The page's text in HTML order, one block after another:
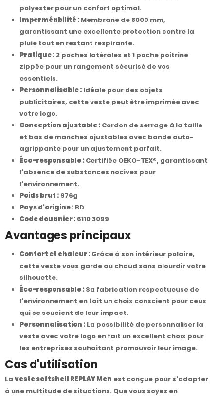
polyester pour un confort optimal.
Imperméabilité : Membrane de 8000 mm,
garantissant une excellente protection contre la
pluie tout en restant respirante.
Pratique : 2 poches latérales et 1 poche poitrine
zippée pour un rangement sécurisé de vos
essentiels.
Personnalisable : Idéale pour des objets
publicitaires, cette veste peut être imprimée avec
votre logo.
Conception ajustable : Cordon de serrage à la taille
et bas de manches ajustables avec bande auto-
agrippante pour un ajustement parfait.
Éco-responsable : Certifiée OEKO-TEX®, garantissant
l'absence de substances nocives pour
l'environnement.
Poids brut : 976g
Pays d'origine : BD
Code douanier : 6110 3099
Avantages principaux
Confort et chaleur : Grâce à son intérieur polaire,
cette veste vous garde au chaud sans alourdir votre
silhouette.
Éco-responsable : Sa fabrication respectueuse de
l'environnement en fait un choix conscient pour ceux
qui se soucient de leur impact.
Personnalisation : La possibilité de personnaliser la
veste avec votre logo en fait un excellent choix pour
les entreprises souhaitant promouvoir leur image.
Cas d'utilisation
La veste softshell REPLAY Men est conçue pour s'adapter
à une multitude de situations. Que vous soyez en